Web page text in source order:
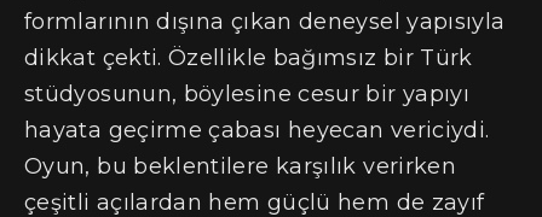
formlarının dışına çıkan deneysel yapısıyla
dikkat çekti. Özellikle bağımsız bir Türk
stüdyosunun, böylesine cesur bir yapıyı
hayata geçirme çabası heyecan vericiydi.
Oyun, bu beklentilere karşılık verirken
çeşitli açılardan hem güçlü hem de zayıf